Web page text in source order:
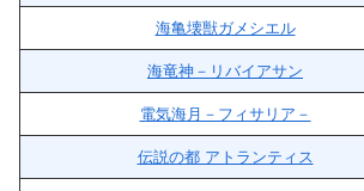
海亀壊獣ガメシエル
海竜神－リバイアサン
電気海月－フィサリア－
伝説の都 アトランティス